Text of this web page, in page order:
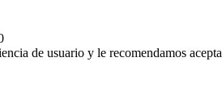
de usuario y le recomendamos